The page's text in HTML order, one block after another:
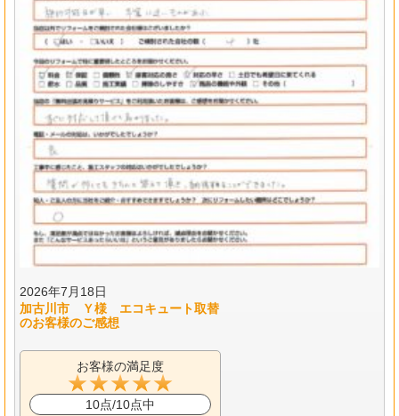
2026年7月18日
加古川市 Ｙ様 エコキュート取替
のお客様のご感想
お客様の満足度
10点/10点中